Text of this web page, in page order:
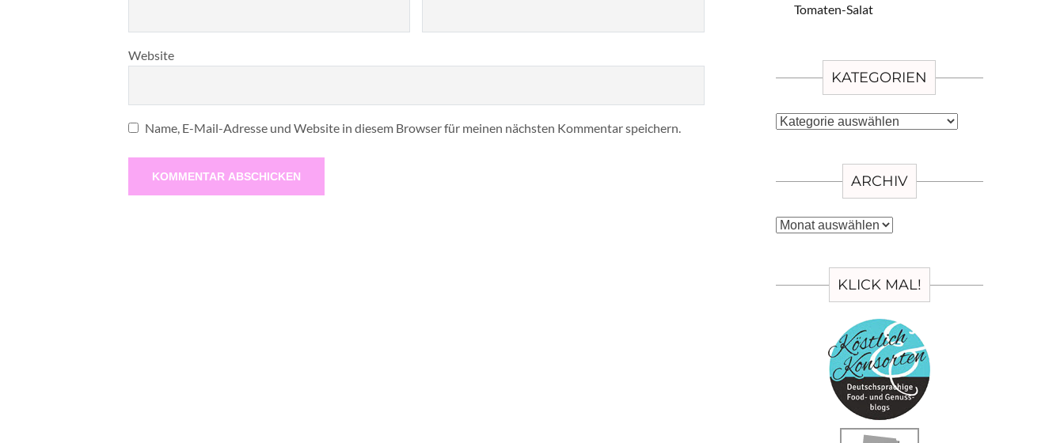
Website
Name, E-Mail-Adresse und Website in diesem Browser für meinen nächsten Kommentar speichern.
Tomaten-Salat
KATEGORIEN
Kategorien
ARCHIV
Archiv
KLICK MAL!